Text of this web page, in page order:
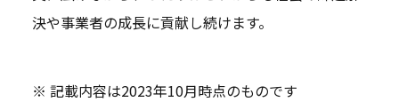
決や事業者の成長に貢献し続けます。
※ 記載内容は2023年10月時点のものです